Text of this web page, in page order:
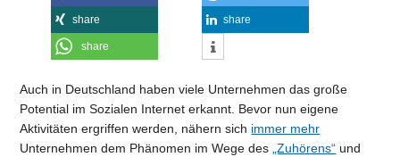
share share
share
Auch in Deutschland haben viele Unternehmen das große
Potential im Sozialen Internet erkannt. Bevor nun eigene
Aktivitäten ergriffen werden, nähern sich immer mehr
Unternehmen dem Phänomen im Wege des„Zuhörens“ und